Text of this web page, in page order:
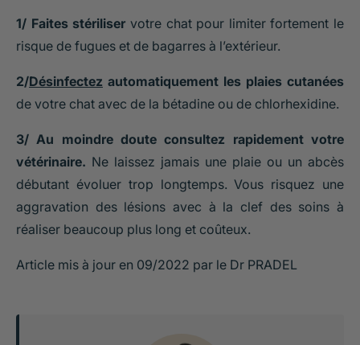
1/ Faites stériliser votre chat pour limiter fortement le
risque de fugues et de bagarres à l’extérieur.
2/Désinfectez automatiquement les plaies cutanées
de votre chat avec de la bétadine ou de chlorhexidine.
3/ Au moindre doute consultez rapidement votre
vétérinaire. Ne laissez jamais une plaie ou un abcès
débutant évoluer trop longtemps. Vous risquez une
aggravation des lésions avec à la clef des soins à
réaliser beaucoup plus long et coûteux.
Article mis à jour en 09/2022 par le Dr PRADEL